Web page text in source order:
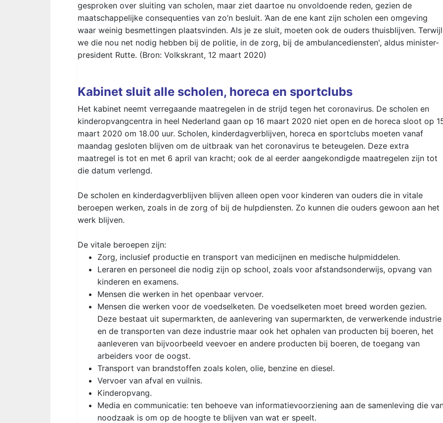
gesproken over sluiting van scholen, maar ziet daartoe nu onvoldoende reden, gezien de
maatschappelijke consequenties van zo’n besluit. ‘Aan de ene kant zijn scholen een omgeving
waar weinig besmettingen plaatsvinden. Als je ze sluit, moeten ook de ouders thuisblijven. Terwijl
we die nou net nodig hebben bij de politie, in de zorg, bij de ambulancediensten', aldus minister-
president Rutte. (Bron: Volkskrant, 12 maart 2020)
Kabinet sluit alle scholen, horeca en sportclubs
Het kabinet neemt verregaande maatregelen in de strijd tegen het coronavirus. De scholen en
kinderopvangcentra in heel Nederland gaan op 16 maart 2020 niet open en de horeca sloot op
maart 2020 om 18.00 uur. Scholen, kinderdagverblijven, horeca en sportclubs moeten vanaf
maandag gesloten blijven om de uitbraak van het coronavirus te beteugelen. Deze extra
maatregel is tot en met 6 april van kracht; ook de al eerder aangekondigde maatregelen zijn tot
die datum verlengd.
De scholen en kinderdagverblijven blijven alleen open voor kinderen van ouders die in vitale
beroepen werken, zoals in de zorg of bij de hulpdiensten. Zo kunnen die ouders gewoon aan het
werk blijven.
De vitale beroepen zijn:
Zorg, inclusief productie en transport van medicijnen en medische hulpmiddelen.
Leraren en personeel die nodig zijn op school, zoals voor afstandsonderwijs, opvang van
kinderen en examens.
Mensen die werken in het openbaar vervoer.
Mensen die werken voor de voedselketen. De voedselketen moet breed worden gezien.
Deze bestaat uit supermarkten, de aanlevering van supermarkten, de verwerkende industrie
en de transporten van deze industrie maar ook het ophalen van producten bij boeren, het
aanleveren van bijvoorbeeld veevoer en andere producten bij boeren, de toegang van
arbeiders voor de oogst.
Transport van brandstoffen zoals kolen, olie, benzine en diesel.
Vervoer van afval en vuilnis.
Kinderopvang.
Media en communicatie: ten behoeve van informatievoorziening aan de samenleving die
noodzaak is om op de hoogte te blijven van wat er speelt.